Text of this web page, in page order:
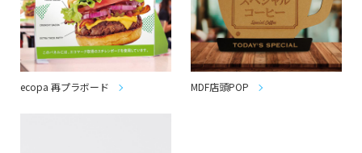
ecopa 再プラボード MDF店頭POP